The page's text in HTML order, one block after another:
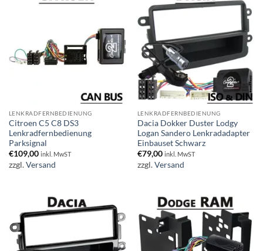
LENKRADFERNBEDIENUNG
Citroen C5 C8 DS3
Lenkradfernbedienung
Parksignal
€109,00 inkl. MwST
zzgl.Versand
LENKRADFERNBEDIENUNG
Dacia Dokker Duster Lodgy
Logan Sandero Lenkradadapter
Einbauset Schwarz
€79,00 inkl. MwST
zzgl.Versand